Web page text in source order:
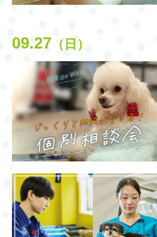
09.27 （日）